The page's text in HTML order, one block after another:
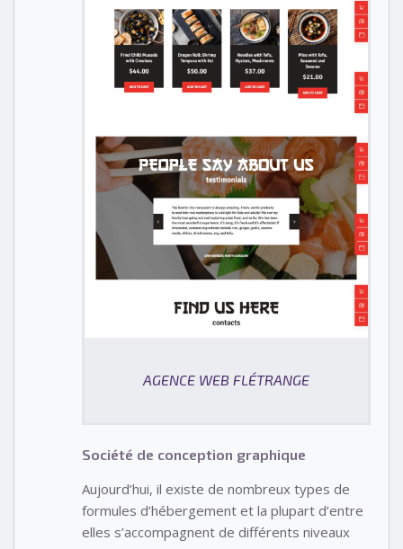
AGENCE WEB FLÉTRANGE
Société de conception graphique
Aujourd’hui, il existe de nombreux types de
formules d’hébergement et la plupart d’entre
elles s’accompagnent de différents niveaux